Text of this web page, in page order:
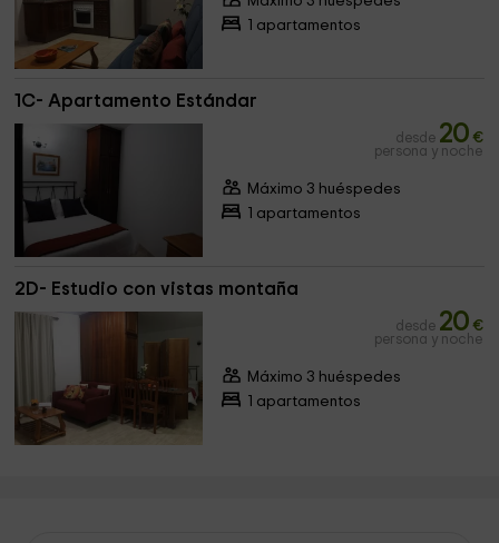
1 apartamentos
1C- Apartamento Estándar
desde 20 €
persona y noche
Máximo 3 huéspedes
1 apartamentos
2D- Estudio con vistas montaña
desde 20 €
persona y noche
Máximo 3 huéspedes
1 apartamentos